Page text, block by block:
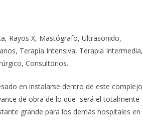
Rayos X, Mastógrafo, Ultrasonido,
Terapia Intensiva, Terapia Intermedia,
Consultorios.
en instalarse dentro de este complejo
de obra de lo que será el totalmente
grande para los demás hospitales en